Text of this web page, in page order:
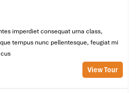
imperdiet consequat urna class,
tempus nunc pellentesque, feugiat mi
View Tour